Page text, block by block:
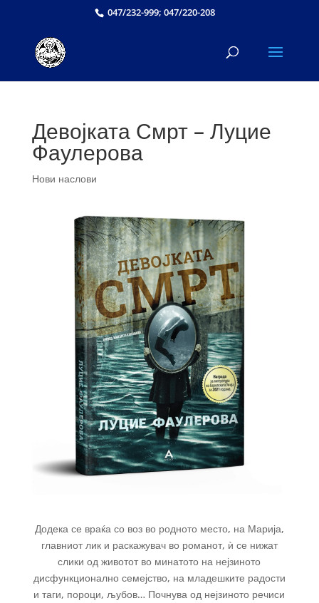
047/232-999; 047/220-208
Девојката Смрт – Луцие
Фаулерова
Нови наслови
Додека се враќа со воз во родното место, на Марија,
главниот лик и раскажувач во романот, ѝ се нижат
слики од животот во минатото на нејзиното
дисфункционално семејство, на младешките радости
и таги, пороци, љубов… Почнува од нејзиното речиси